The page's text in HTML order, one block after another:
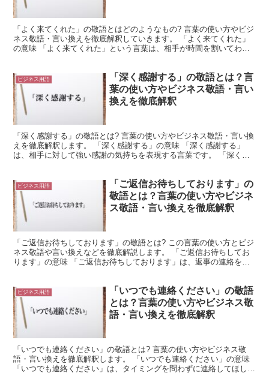
「よく来てくれた」の敬語とはどのようなもの? 言葉の使い方やビジ
ネス敬語・言い換えを徹底解釈していきます。 「よく来てくれた」
の意味 「よく来てくれた」という言葉は、相手が時間を割いてわざ
ビジネス用語
「深く感謝する」の敬語とは？言
葉の使い方やビジネス敬語・言い
換えを徹底解釈
「深く感謝する」の敬語とは? 言葉の使い方やビジネス敬語・言い換
えを徹底解釈します。 「深く感謝する」の意味 「深く感謝する」
は、相手に対して強い感謝の気持ちを表現する言葉です。 「深く」
ビジネス用語
「ご返信お待ちしております」の
敬語とは？言葉の使い方やビジネ
ス敬語・言い換えを徹底解釈
「ご返信お待ちしております」の敬語とは? この言葉の使い方とビジ
ネス敬語や言い換えなどを徹底解説します。 「ご返信お待ちしてお
ります」の意味 「ご返信お待ちしております」は、返事の連絡を待
ビジネス用語
「いつでも連絡ください」の敬語
とは？言葉の使い方やビジネス敬
語・言い換えを徹底解釈
「いつでも連絡ください」の敬語とは? 言葉の使い方やビジネス敬
語・言い換えを徹底解釈します。 「いつでも連絡ください」の意味
「いつでも連絡ください」は、タイミングを問わずに連絡してほしい